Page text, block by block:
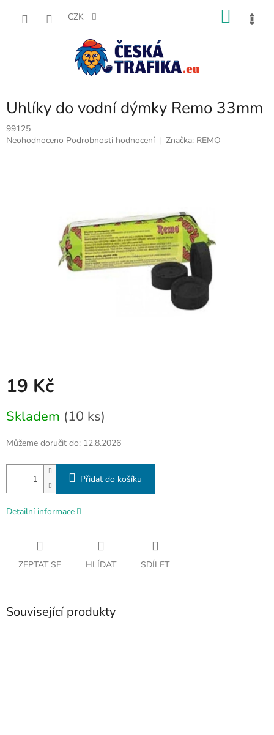
CZK
Uhlíky do vodní dýmky Remo 33mm
99125
Průměrné
Neohodnoceno Podrobnosti hodnocení Značka: REMO
19 Kč
cena:
Skladem (10 ks)
Můžeme doručit do: 12.8.2026
Přidat do košíku
Detailní informace
ZEPTAT SE HLÍDAT SDÍLET
Související produkty